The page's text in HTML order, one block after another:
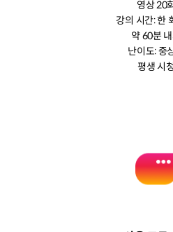
영상 20
강의 시간: 한
약 60분
난이도: 중
평생 시청